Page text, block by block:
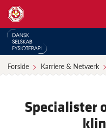
Forside Karriere & Netværk
Specialister